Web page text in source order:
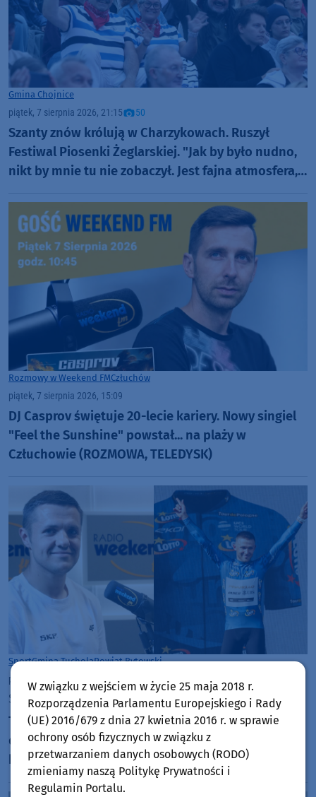
Gmina Chojnice
piątek, 7 sierpnia 2026, 21:15 50
Szanty znów królują w Charzykowach. Ruszył
Festiwal Piosenki Żeglarskiej. "Jak by było nudno,
nikt by mnie tu nie zobaczył. Jest fajna atmosfera,
Rozmowy w Weekend FMCzłuchów
piątek, 7 sierpnia 2026, 15:09
DJ Casprov świętuje 20-lecie kariery. Nowy singiel
"Feel the Sunshine" powstał... na plaży w
Człuchowie (ROZMOWA, TELEDYSK)
SportGmina TucholaPowiat Bytowski
piątek, 7 sierpnia 2026, 15:03
Sportowy Weekend nr 342
Trener piłkarzy Rawysa Raciąż melduje gotowość
do debiutanckiego sezonu w IV lidze, a powiat
bytowski oddał się kolarskim emocjom podczas
Tour de Pologne
W związku z wejściem w życie 25 maja 2018 r.
Rozporządzenia Parlamentu Europejskiego i Rady
(UE) 2016/679 z dnia 27 kwietnia 2016 r. w sprawie
ochrony osób fizycznych w związku z
przetwarzaniem danych osobowych (RODO)
zmieniamy naszą Politykę Prywatności i
Regulamin Portalu.